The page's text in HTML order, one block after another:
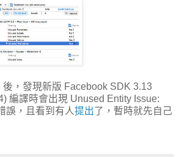
後，發現新版 Facebook SDK 3.13
編譯時會出現 Unused Entity Issue:
誤，且看到有人提出了，暫時就先自己